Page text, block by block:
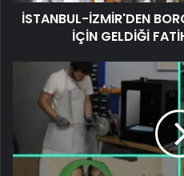
İSTANBUL-İZMİR'DEN
İÇİN GELDİĞİ